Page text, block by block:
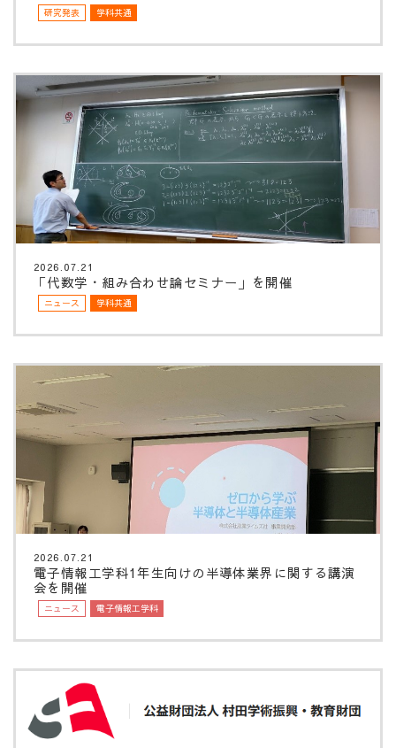
研究発表 学科共通
2026.07.21
「代数学・組み合わせ論セミナー」を開催
ニュース 学科共通
2026.07.21
電子情報工学科1年生向けの半導体業界に関する講演
会を開催
ニュース 電子情報工学科